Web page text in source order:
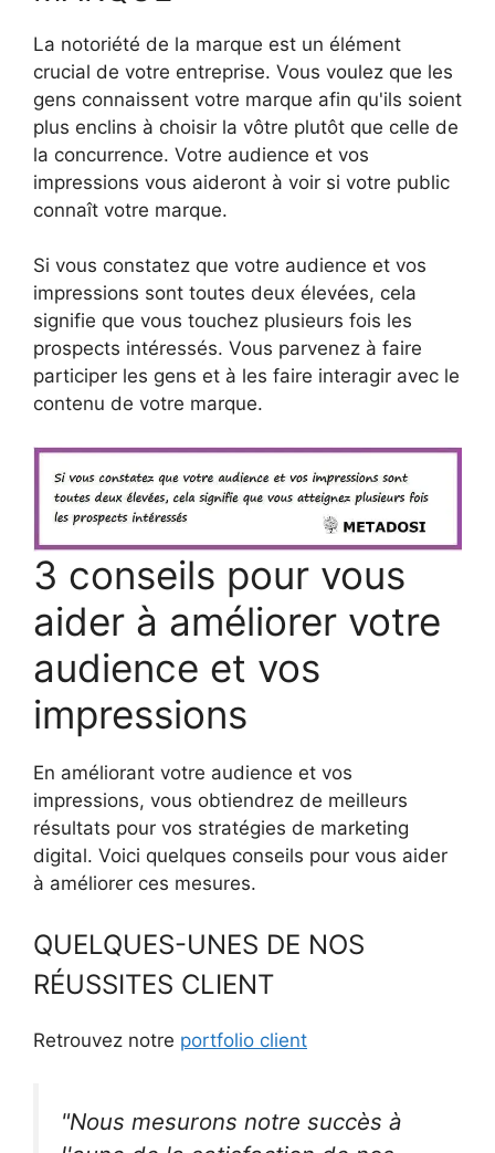
La notoriété de la marque est un élément
crucial de votre entreprise. Vous voulez que les
gens connaissent votre marque afin qu'ils soient
plus enclins à choisir la vôtre plutôt que celle de
la concurrence. Votre audience et vos
impressions vous aideront à voir si votre public
connaît votre marque.
Si vous constatez que votre audience et vos
impressions sont toutes deux élevées, cela
signifie que vous touchez plusieurs fois les
prospects intéressés. Vous parvenez à faire
participer les gens et à les faire interagir avec le
contenu de votre marque.
3 conseils pour vous
aider à améliorer votre
audience et vos
impressions
En améliorant votre audience et vos
impressions, vous obtiendrez de meilleurs
résultats pour vos stratégies de marketing
digital. Voici quelques conseils pour vous aider
à améliorer ces mesures.
QUELQUES-UNES DE NOS
RÉUSSITES CLIENT
Retrouvez notre portfolio client
"Nous mesurons notre succès à